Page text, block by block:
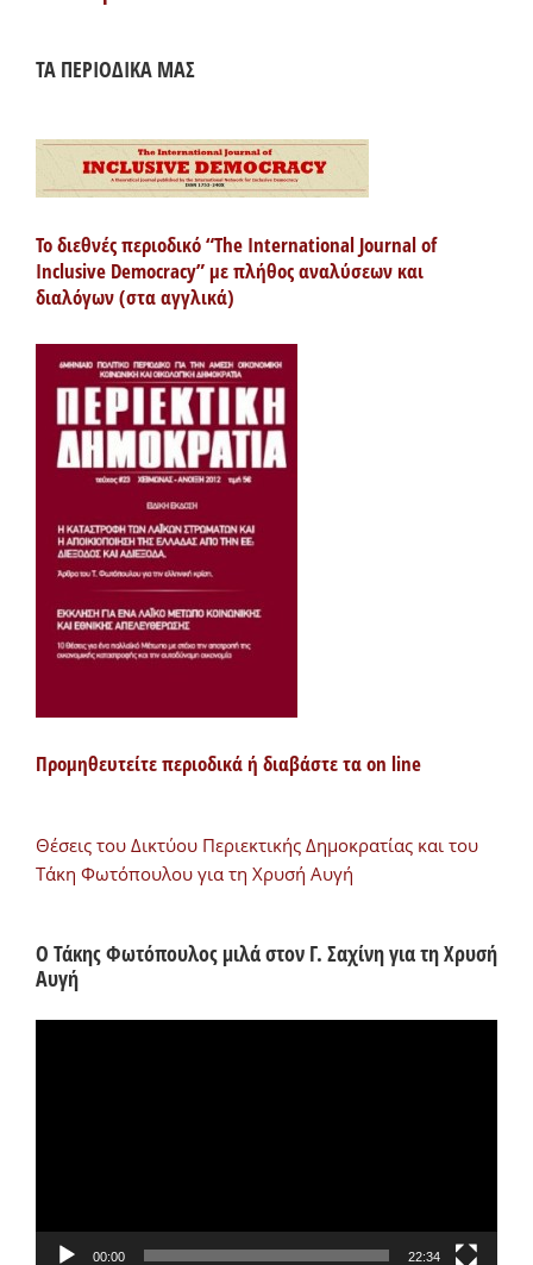
ΤΑ ΠΕΡΙΟΔΙΚΑ ΜΑΣ
Το διεθνές περιοδικό “The International Journal of
Inclusive Democracy” με πλήθος αναλύσεων και
διαλόγων (στα αγγλικά)
Προμηθευτείτε περιοδικά ή διαβάστε τα on line
Θέσεις του Δικτύου Περιεκτικής Δημοκρατίας και του
Τάκη Φωτόπουλου για τη Χρυσή Αυγή
Ο Τάκης Φωτόπουλος μιλά στον Γ. Σαχίνη για τη Χρυσή
Αυγή
00:00 22:34